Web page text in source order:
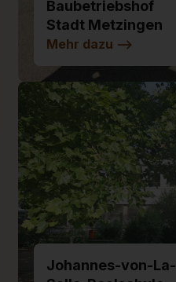
Baubetriebshof
Stadt Metzingen
Mehr dazu -->
Johannes-von-La-